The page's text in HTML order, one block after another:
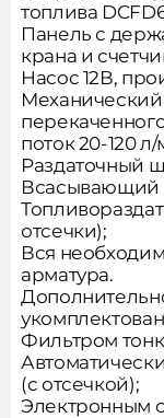
топлива
Панель с
крана и
Насос 12В,
Механический
поток 20-120
Раздаточный
Всасывающий
отсечки);
Вся
арматура.
Фильтром
(с отсечкой);
Электронным
чтобы
и новые
Товар
Наш
позже